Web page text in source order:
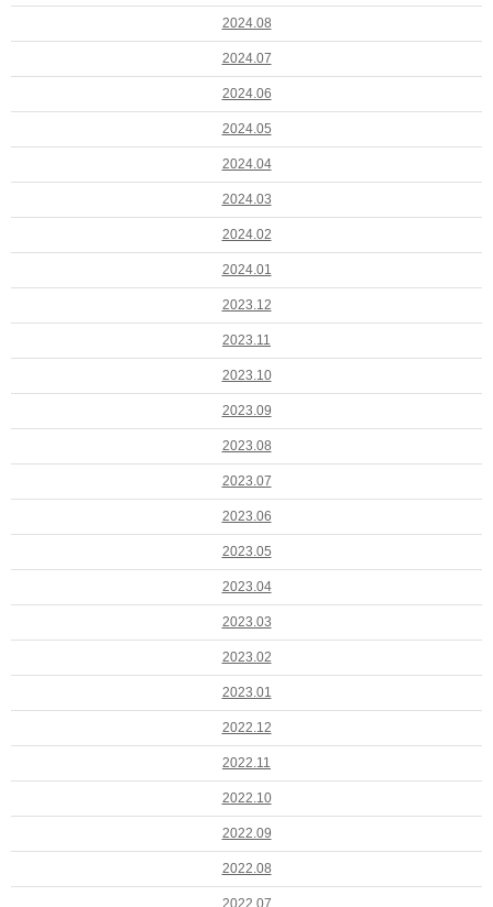
2024.08
2024.07
2024.06
2024.05
2024.04
2024.03
2024.02
2024.01
2023.12
2023.11
2023.10
2023.09
2023.08
2023.07
2023.06
2023.05
2023.04
2023.03
2023.02
2023.01
2022.12
2022.11
2022.10
2022.09
2022.08
2022.07